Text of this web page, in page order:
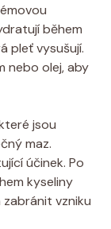
během
pleť vysušují.
nebo olej, aby
jsou
maz.
účinek. Po
kyseliny
vzniku